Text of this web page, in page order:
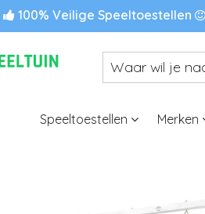
100% Veilige Speeltoestellen
Speeltoestellen Merken